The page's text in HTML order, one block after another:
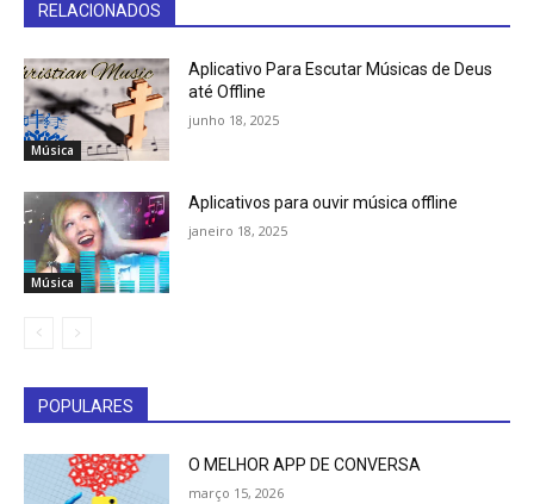
RELACIONADOS
Música
Aplicativo Para Escutar Músicas de Deus
até Offline
junho 18, 2025
Música
Aplicativos para ouvir música offline
janeiro 18, 2025
POPULARES
O MELHOR APP DE CONVERSA
março 15, 2026